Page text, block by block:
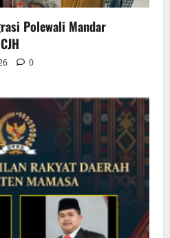
Polewali Mandar
0